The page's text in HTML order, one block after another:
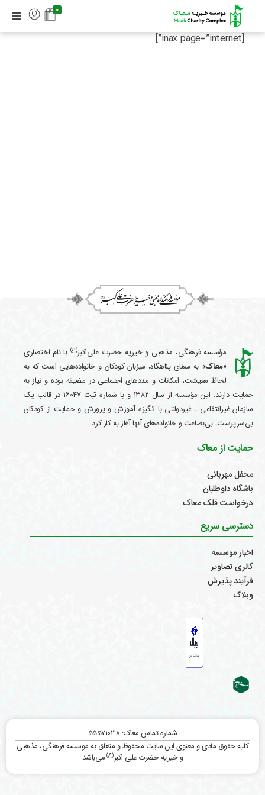
0
[inax page=”internet”]
مؤسسه فرهنگی، مذهبی و خیریه حضرت علی‌اکبر(ع) با نام اختصاری
«معاک» به معنای پناهگاه، میزبان کودکان و خانواده‌هایی است که به
لحاظ معیشت، امکانات و مددهای اجتماعی در مضیقه بوده و نیاز به
حمایت دارند. این مؤسسه از سال ۱۳۸۲ و با شماره ثبت ۱۶۰۴۷ در قالب یک
سازمان غیرانتفاعی ـ غیردولتی با انگیزه آموزش و پرورش و حمایت از کودکان
بی‌سرپرست، بی‌بضاعت و خانواده‌های آنها آغاز به کار کرد.
حمایت از معاک
محفل مهربانی
باشگاه داوطلبان
درخواست قلک معاک
دسترسی سریع
اخبار موسسه
گالری تصاویر
فرآیند پذیرش
وبلاگ
شماره تماس معاک: 55571038
کلیه حقوق مادی و معنوی این سایت محفوظ و متعلق به موسسه فرهنگی، مذهبی
و خیریه حضرت علی اکبر(ع) می‌باشد